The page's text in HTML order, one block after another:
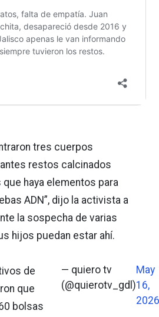
tres cuerpos
restos calcinados
que haya elementos para
ADN”, dijo la activista a
la sospecha de varias
hijos puedan estar ahí.
de
que
bolsas
— quiero tv
(@quierotv_gdl)
May
16,
2026